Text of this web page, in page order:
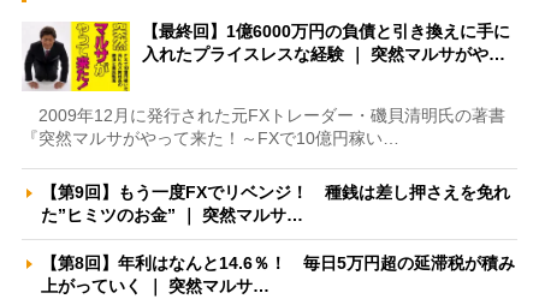
【最終回】1億6000万円の負債と引き換えに手に
入れたプライスレスな経験 ｜ 突然マルサがや…
2009年12月に発行された元FXトレーダー・磯貝清明氏の著書
『突然マルサがやって来た！～FXで10億円稼い…
【第9回】もう一度FXでリベンジ！ 種銭は差し押さえを免れ
た”ヒミツのお金” ｜ 突然マルサ…
【第8回】年利はなんと14.6％！ 毎日5万円超の延滞税が積み
上がっていく ｜ 突然マルサ…